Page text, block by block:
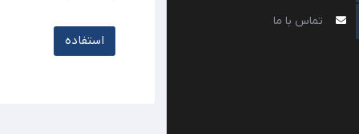
تماس با ما
استفاده